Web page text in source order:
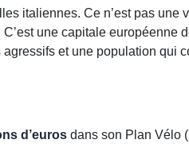
italiennes. Ce n’est pas une
une capitale européenne
et une population qui
d’eurosdans son Plan Vélo